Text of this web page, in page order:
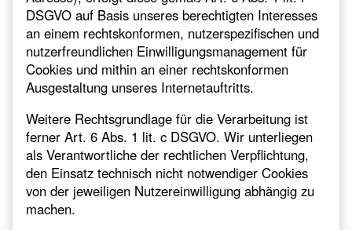
DSGVO auf Basis unseres berechtigten Interesses
an einem rechtskonformen, nutzerspezifischen und
nutzerfreundlichen Einwilligungsmanagement für
Cookies und mithin an einer rechtskonformen
Ausgestaltung unseres Internetauftritts.
Weitere Rechtsgrundlage für die Verarbeitung ist
ferner Art. 6 Abs. 1 lit. c DSGVO. Wir unterliegen
als Verantwortliche der rechtlichen Verpflichtung,
den Einsatz technisch nicht notwendiger Cookies
von der jeweiligen Nutzereinwilligung abhängig zu
machen.